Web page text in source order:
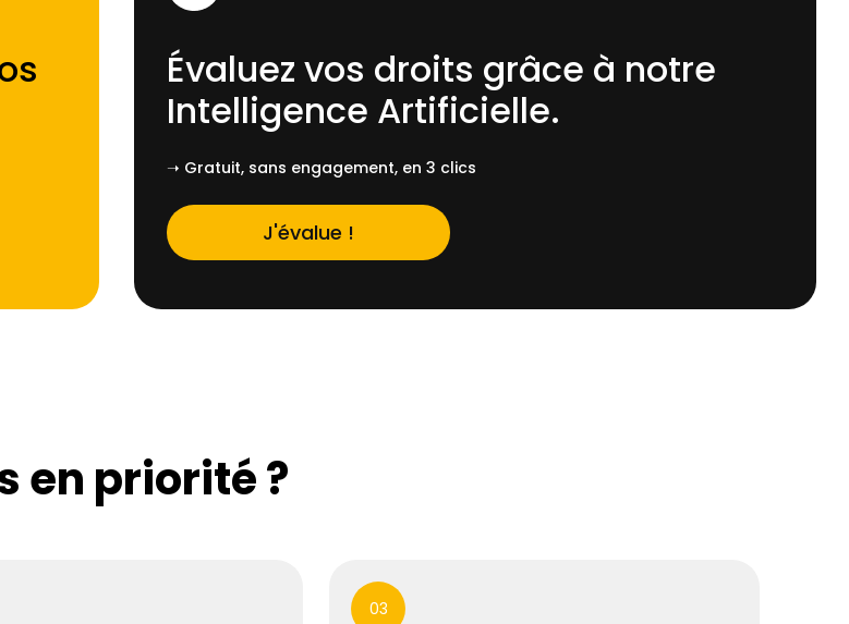
Évaluez vos droits grâce à notre
Intelligence Artificielle.
➝ Gratuit, sans engagement, en 3 clics
J'évalue !
en priorité ?
03